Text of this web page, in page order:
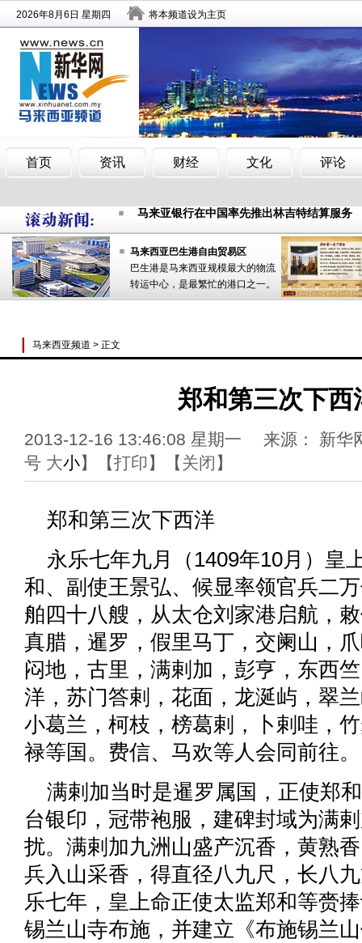
“文化中国·四海同春”艺术团在马来西亚演出
南洋富豪榜出炉 华裔郭鹤年重夺大马首富宝
“文化中国·四海同春”艺术团在马来西亚演出
马来亚银行在中国率先推出林吉特结算服务
南洋富豪榜出炉 华裔郭鹤年重夺大马首富宝
马来西亚巴生港自由贸易区
巴生港是马来西亚规模最大的物流
转运中心，是最繁忙的港口之一。
马来西亚频道 > 正文
郑和第三次下西
2013-12-16 13:46:08 星期一 来源： 新
号 大小】【打印 】【关闭 】
郑和第三次下西洋
永乐七年九月（1409年10月）皇
和、副使王景弘、候显率领官兵二
舶四十八艘，从太仓刘家港启航，
真腊，暹罗，假里马丁，交阑山，
闷地，古里，满剌加，彭亨，东西
洋，苏门答剌，花面，龙涎屿，翠
小葛兰，柯枝，榜葛剌，卜剌哇，
禄等国。费信、马欢等人会同前往。
满剌加当时是暹罗属国，正使郑
台银印，冠带袍服，建碑封域为满
扰。满剌加九洲山盛产沉香，黄熟
兵入山采香，得直径八九尺，长八
乐七年，皇上命正使太监郑和等赍
锡兰山寺布施，并建立《布施锡兰